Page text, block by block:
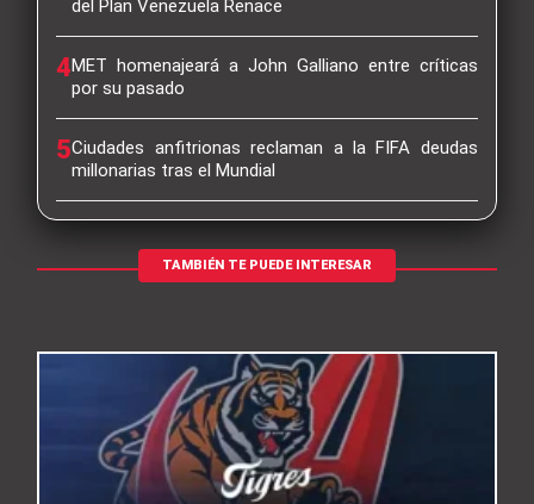
del Plan Venezuela Renace
4MET homenajeará a John Galliano entre críticas
por su pasado
5Ciudades anfitrionas reclaman a la FIFA deudas
millonarias tras el Mundial
TAMBIÉN TE PUEDE INTERESAR